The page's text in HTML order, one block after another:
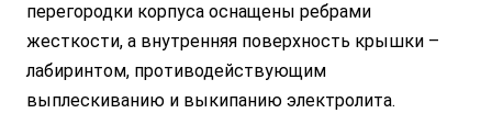
перегородки корпуса оснащены ребрами
жесткости, а внутренняя поверхность крышки –
лабиринтом, противодействующим
выплескиванию и выкипанию электролита.